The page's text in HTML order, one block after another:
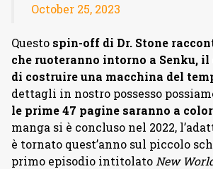
October 25, 2023
Questo spin-off di Dr. Stone
che ruoteranno intorno a Senku, il
di costruire una macchina del
dettagli in nostro possesso
le prime 47 pagine saranno a
manga si è concluso nel 2022,
è tornato quest’anno sul piccolo
primo episodio intitolato New